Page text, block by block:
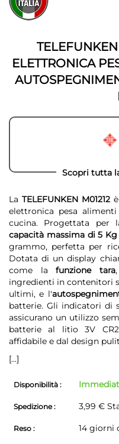
fine
della
della
galleria
immagini
ELETTRONICA
Scopri tutta
LaTELEFUNKEN M01212
elettronica pesa
cucina. Progettata per
capacità massima di 5 Kg
grammo, perfetta per
Dotata di un display
come la funzione tara
ingredienti in contenitori
ultimi, e l'
batterie. Gli indicatori di
assicurano un utilizzo
batterie al litio 3V
affidabile e dal design
[...]
Disponibilità :
Spedizione : 3,99 €
Reso : 14 giorni